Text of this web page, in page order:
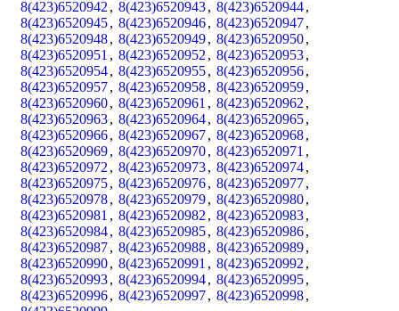
8(423)6520942 , 8(423)6520943, 8(423)6520944,
8(423)6520945, 8(423)6520946, 8(423)6520947,
8(423)6520948, 8(423)6520949, 8(423)6520950,
8(423)6520951 , 8(423)6520952 , 8(423)6520953,
8(423)6520954, 8(423)6520955, 8(423)6520956,
8(423)6520957, 8(423)6520958, 8(423)6520959,
8(423)6520960, 8(423)6520961 , 8(423)6520962 ,
8(423)6520963, 8(423)6520964, 8(423)6520965,
8(423)6520966, 8(423)6520967, 8(423)6520968,
8(423)6520969, 8(423)6520970, 8(423)6520971 ,
8(423)6520972 , 8(423)6520973, 8(423)6520974,
8(423)6520975, 8(423)6520976, 8(423)6520977,
8(423)6520978, 8(423)6520979, 8(423)6520980,
8(423)6520981 , 8(423)6520982 , 8(423)6520983,
8(423)6520984, 8(423)6520985, 8(423)6520986,
8(423)6520987, 8(423)6520988, 8(423)6520989,
8(423)6520990, 8(423)6520991 , 8(423)6520992 ,
8(423)6520993, 8(423)6520994, 8(423)6520995,
8(423)6520996, 8(423)6520997, 8(423)6520998,